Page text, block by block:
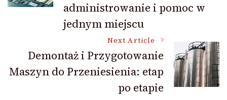
administrowanie i pomoc w
jednym miejscu
Next Article
Demontaż i Przygotowanie
Maszyn do Przeniesienia: etap
po etapie